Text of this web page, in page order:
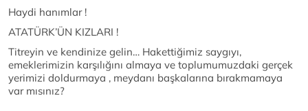
Haydi hanımlar !
ATATÜRK’ÜN KIZLARI !
Titreyin ve kendinize gelin… Hakettiğimiz saygıyı,
emeklerimizin karşılığını almaya ve toplumumuzdaki gerçek
yerimizi doldurmaya , meydanı başkalarına bırakmamaya
var mısınız?